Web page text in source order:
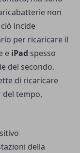
non
incide
per ricaricare il
e iPad spesso
del secondo.
di ricaricare
del tempo,
della